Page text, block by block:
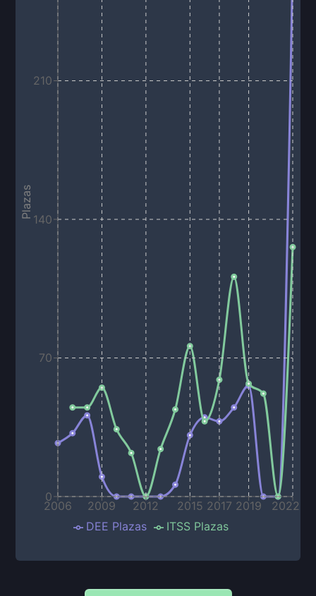
2006 2009 2012 2015 2017 2019 2022
0
70
140
210
Plazas
DEE Plazas ITSS Plazas